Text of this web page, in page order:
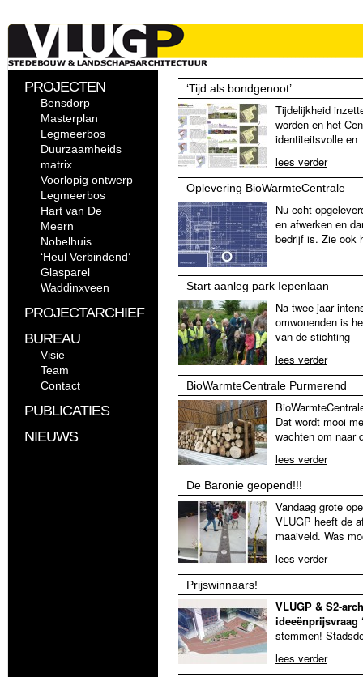
PROJECTEN
Bensdorp
Masterplan
Legmeerbos
Duurzaamheids
matrix
Voorlopig ontwerp
Legmeerbos
Hart van De
Meern
Nobelhuis
‘Heul Verbindend’
Glasparel
Waddinxveen
PROJECTARCHIEF
BUREAU
Visie
Team
Contact
PUBLICATIES
NIEUWS
‘Tijd als bondgenoot’
Tijdelijkheid
worden en het
identiteitsvolle en
lees verder
Oplevering BioWarmteCentrale
Nu echt
en afwerken en
bedrijf is. Zie ook
Start aanleg park Iepenlaan
Na twee jaar
omwonenden is
van de stichting
lees verder
BioWarmteCentrale Purmerend
Dat wordt mooi
wachten om naar
lees verder
De Baronie geopend!!!
Vandaag grote
VLUGP heeft de
maaiveld. Was
lees verder
Prijswinnaars!
VLUGP & S2-
ideeënprijsvraag
stemmen!
lees verder